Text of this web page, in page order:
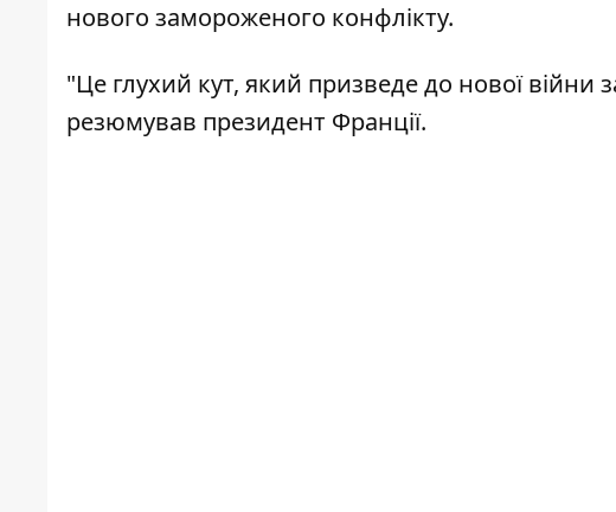
нового замороженого конфлікту.
"Це глухий кут, який призведе до нової війни
резюмував президент Франції.